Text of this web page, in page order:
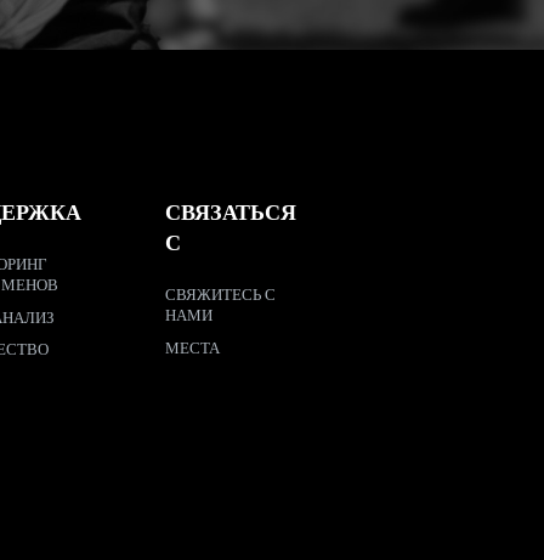
СВЯЗАТЬСЯ
С
СВЯЖИТЕСЬ С
НАМИ
МЕСТА